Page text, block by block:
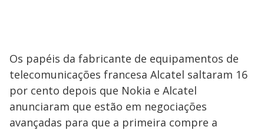
Os papéis da fabricante de equipamentos de
telecomunicações francesa Alcatel saltaram 16
por cento depois que Nokia e Alcatel
anunciaram que estão em negociações
avançadas para que a primeira compre a